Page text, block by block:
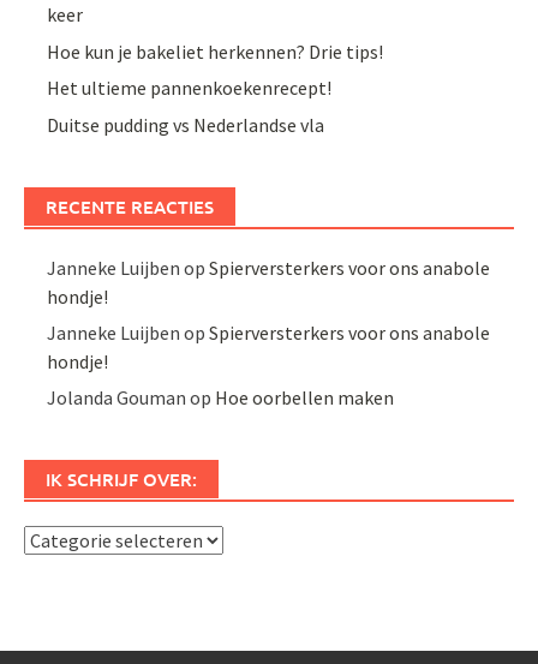
keer
Hoe kun je bakeliet herkennen? Drie tips!
Het ultieme pannenkoekenrecept!
Duitse pudding vs Nederlandse vla
RECENTE REACTIES
Janneke Luijben opSpierversterkers voor ons anabole
hondje!
Janneke Luijben opSpierversterkers voor ons anabole
hondje!
Jolanda Gouman op Hoe oorbellen maken
IK SCHRIJF OVER:
Ik